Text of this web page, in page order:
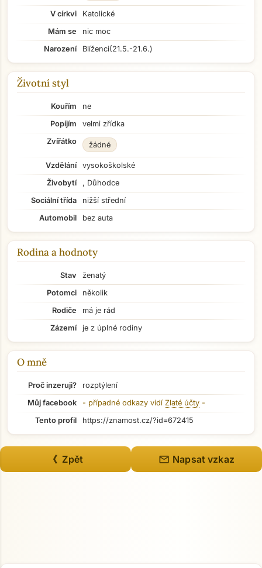
Přejít na hlavní obsah
V církvi
Katolické
Mám se
nic moc
Narození
Blíženci(21.5.-21.6.)
Životní styl
Kouřím
ne
Popíjím
velmi zřídka
Zvířátko
žádné
Vzdělání
vysokoškolské
Živobytí
, Důhodce
Sociální třída
nižší střední
Automobil
bez auta
Rodina a hodnoty
Stav
ženatý
Potomci
několik
Rodiče
má je rád
Zázemí
je z úplné rodiny
O mně
Proč inzeruji?
rozptýlení
Můj facebook
- případné odkazy vidí Zlaté účty -
Tento profil
https://znamost.cz/?id=672415
《 Zpět mail Napsat vzkaz